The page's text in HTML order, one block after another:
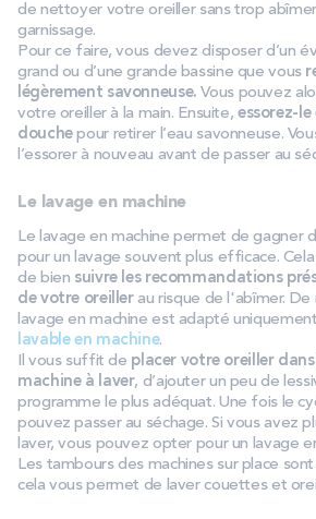
de nettoyer votre oreiller sans trop
garnissage.
Pour ce faire, vous devez disposer d’un
grand ou d’une grande bassine que vous
légèrement savonneuse.Vous pouvez
votre oreiller à la main. Ensuite, essorez-
douchepour retirer l’eau savonneuse.
l’essorer à nouveau avant de passer au
Le lavage en machine
Le lavage en machine permet de gagner
pour un lavage souvent plus efficace.
de bien suivre les recommandations
de votre oreillerau risque de l'abîmer. De
lavage en machine est adapté
lavable en machine.
Il vous suffit de placer votre oreiller
machine à laver, d’ajouter un peu de
programme le plus adéquat. Une fois le
pouvez passer au séchage. Si vous avez
laver, vous pouvez opter pour un lavage
Les tambours des machines sur place
cela vous permet de laver couettes et